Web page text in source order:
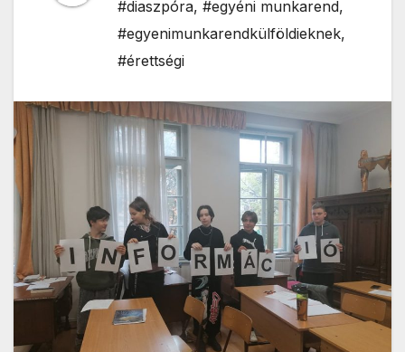
#diaszpóra, #egyéni munkarend,
#egyenimunkarendkülföldieknek,
#érettségi